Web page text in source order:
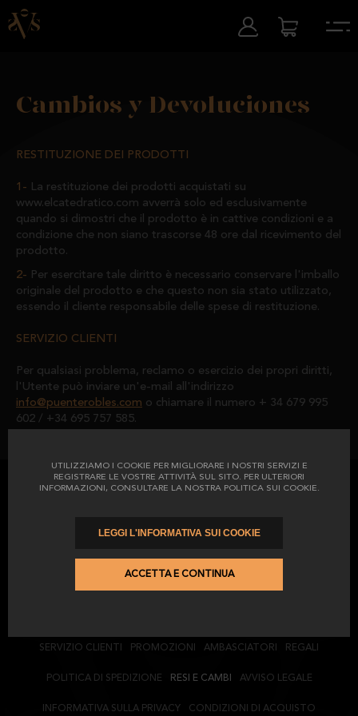
UTILIZZIAMO I COOKIE PER MIGLIORARE I NOSTRI SERVIZI E
REGISTRARE LE VOSTRE ATTIVITÀ SUL SITO. PER ULTERIORI
INFORMAZIONI, CONSULTARE LA NOSTRA POLITICA SUI COOKIE.
ACCETTA E CONTINUA
Cambios y Devoluciones
RESTITUZIONE DEI PRODOTTI
La restituzione dei prodotti acquistati su
www.elcatedratico.com avverrà solo ed esclusivamente
quando si dimostri che il prodotto è in cattive condizioni e a
condizione che non siano trascorse 48 ore dal ricevimento del
prodotto.
Per esercitare tale diritto è necessario conservare l'imballo
originale del prodotto e che questo non sia stato utilizzato,
essendo il cliente responsabile delle spese di restituzione.
SERVIZIO CLIENTI
Per qualsiasi problema, reclamo o esercizio dei propri diritti,
l'Utente può inviare un'e-mail all'indirizzo
info@puenterobles.com o chiamare il numero + 34 679 995
602 / +34 695 757 585.
SERVIZIO CLIENTI PROMOZIONI AMBASCIATORI REGALI
POLITICA DI SPEDIZIONE RESI E CAMBI AVVISO LEGALE
INFORMATIVA SULLA PRIVACY CONDIZIONI DI ACQUISTO
LEGGI L'INFORMATIVA SUI COOKIE